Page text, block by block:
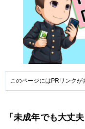
このページにはPRリンクが
「未成年でも大丈夫